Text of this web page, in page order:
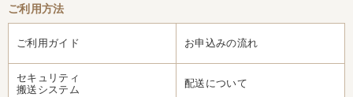
ご利用方法
ご利用ガイド お申込みの流れ
セキュリティ
搬送システム
配送について